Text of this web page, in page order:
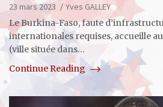
23 mars 2023
Yves GALLEY
Le Burkina-Faso, faute
internationales requises, accueille
(ville située dans…
Continue Reading